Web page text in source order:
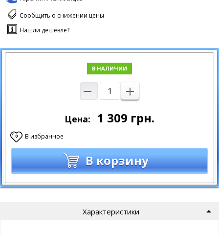
Сообщить о снижении цены
Нашли дешевле?
В НАЛИЧИИ
Цена: 1 309 грн.
0 В избранное
В корзину
Характеристики